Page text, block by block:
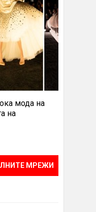
мода на
на
МРЕЖИ